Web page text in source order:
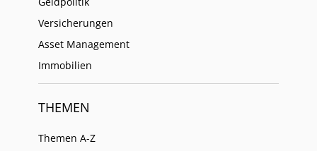
Versicherungen
Asset Management
Immobilien
THEMEN
Themen A-Z